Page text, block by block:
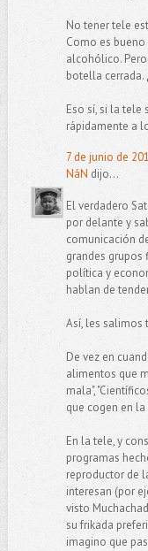
No tener tele
Como es
alcohólico.
botella cerrada.
Eso sí, si la tele
rápidamente a
7 de junio de
NáN dijo...
El verdadero
por delante y
comunicación
grandes grupos
política y
hablan de
Así, les salimos
De vez en
alimentos que
mala",
que cogen en
En la tele, y
programas
reproductor de
interesan (por
visto
su frikada
imagino que